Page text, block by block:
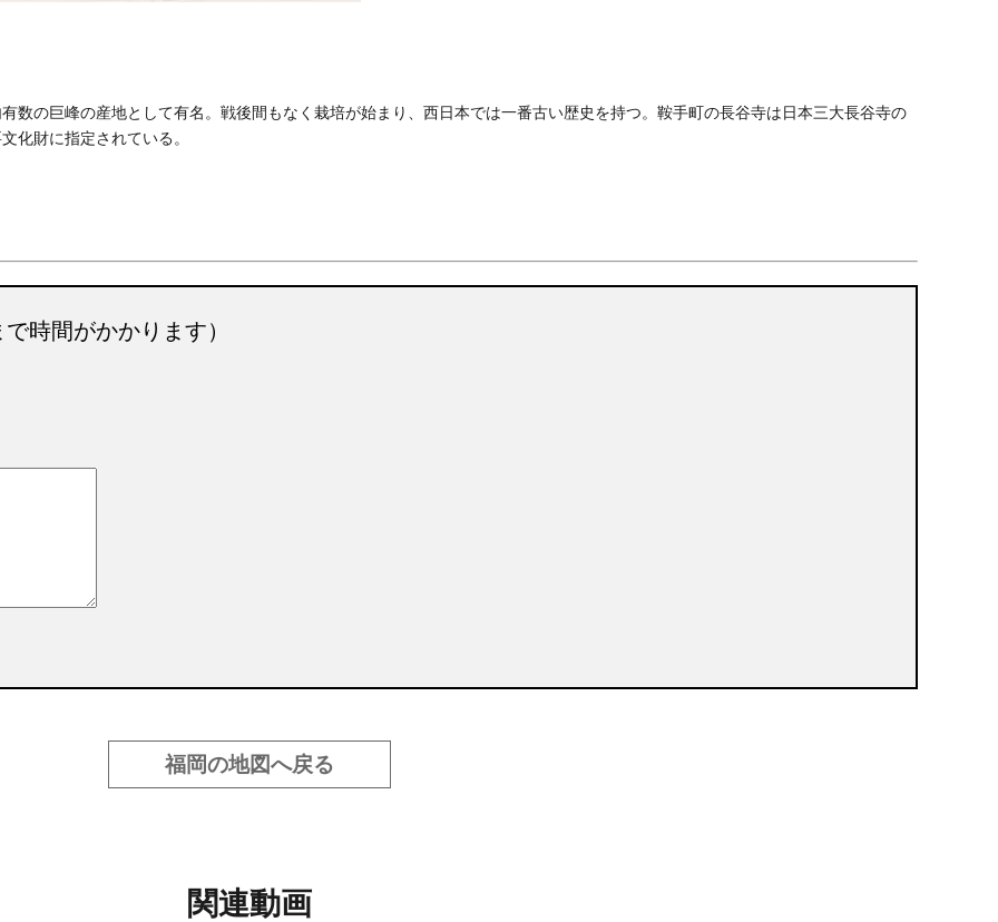
数の巨峰の産地として有名。戦後間もなく栽培が始まり、西日本では一番古い歴史を持つ。鞍手町の長谷寺は日本三大長谷寺の
化財に指定されている。
時間がかかります）
福岡の地図へ戻る
関連動画